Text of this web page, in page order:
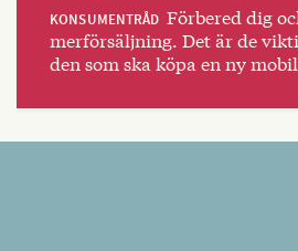
KONSUMENTRÅD Förbered dig
merförsäljning. Det är de
den som ska köpa en ny